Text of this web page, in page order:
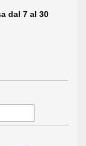
dal 7 al 30